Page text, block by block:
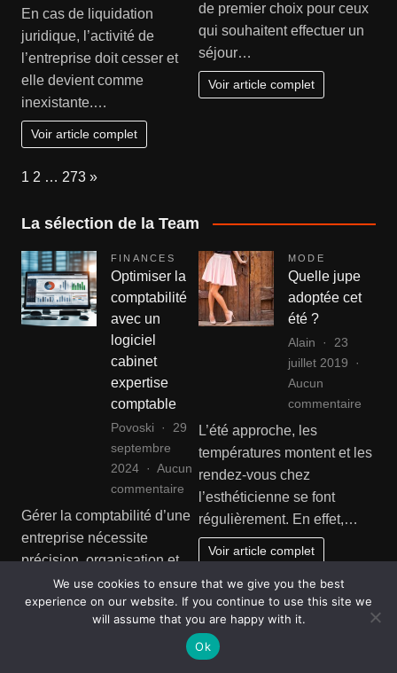
En cas de liquidation
juridique, l’activité de
l’entreprise doit cesser et
elle devient comme
inexistante.…
Voir article complet
de premier choix pour ceux
qui souhaitent effectuer un
séjour…
Voir article complet
Page:
1 2 … 273 Next
»
La sélection de la Team
FINANCES
Optimiser la
comptabilité
avec un
logiciel
cabinet
expertise
comptable
Povoski
29
septembre
2024
Aucun
commentairesur
comptabilité
un
logiciel
cabinet
expertise
Gérer la comptabilité d’une
entreprise nécessite
précision, organisation et
une connaissance
approfondie des
réglementations en…
MODE
Quelle jupe
adoptée cet
été ?
Alain
23
juillet 2019
Aucun
commentaire
L’été approche, les
températures montent et les
rendez-vous chez
l’esthéticienne se font
régulièrement. En effet,…
Voir article complet
We use cookies to ensure that we give you the best
experience on our website. If you continue to use this site we
will assume that you are happy with it.
Ok